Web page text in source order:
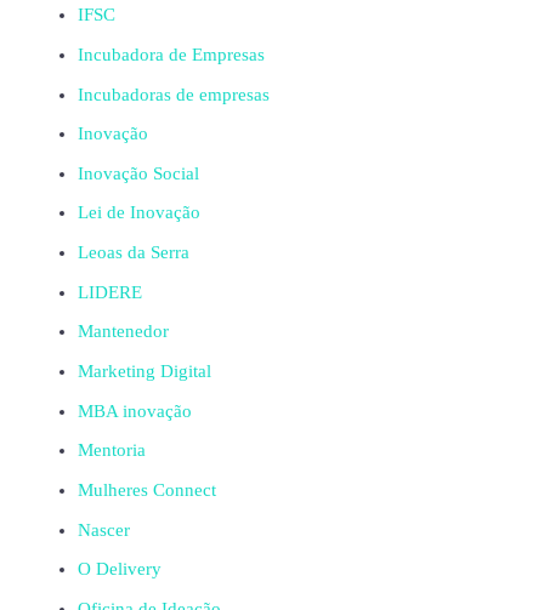
IFSC
Incubadora de Empresas
Incubadoras de empresas
Inovação
Inovação Social
Lei de Inovação
Leoas da Serra
LIDERE
Mantenedor
Marketing Digital
MBA inovação
Mentoria
Mulheres Connect
Nascer
O Delivery